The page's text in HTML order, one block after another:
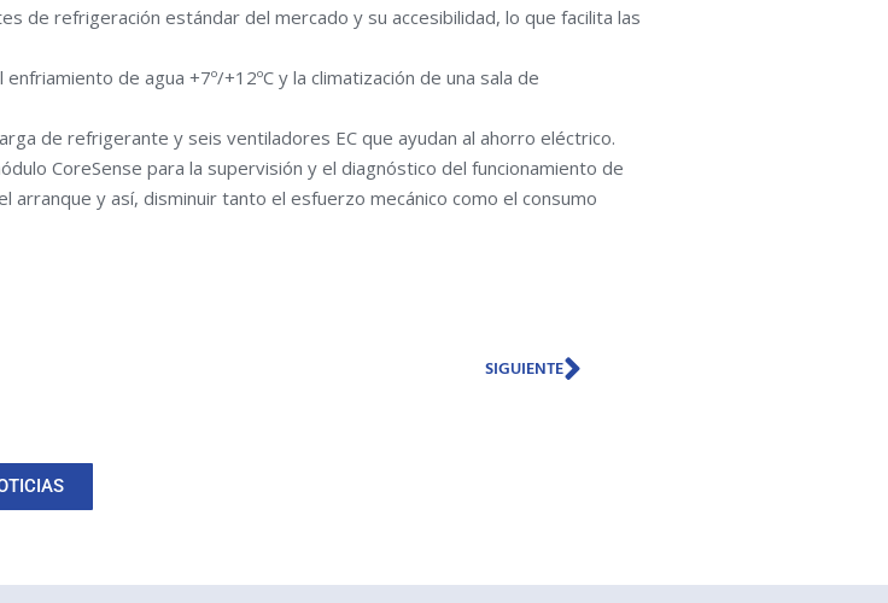
de refrigeración estándar del mercado y su accesibilidad, lo que facilita las
de agua +7º/+12ºC y la climatización de una sala de
de refrigerante y seis ventiladores EC que ayudan al ahorro eléctrico.
CoreSense para la supervisión y el diagnóstico del funcionamiento de
y así, disminuir tanto el esfuerzo mecánico como el consumo
SIGUIENTESiguiente